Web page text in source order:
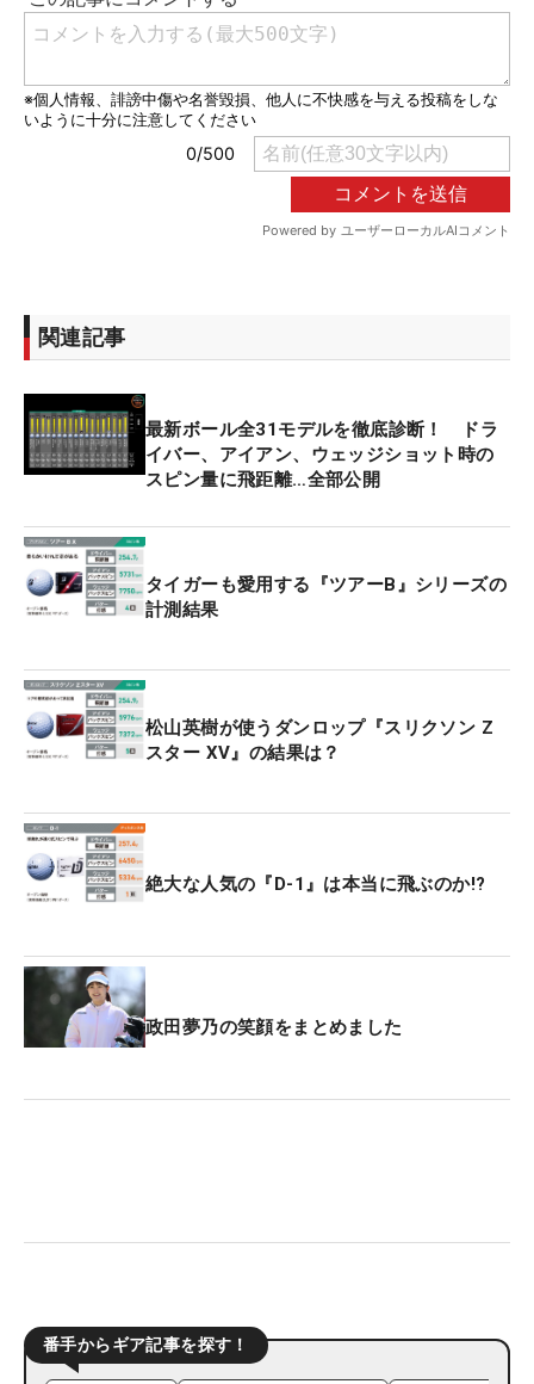
関連記事
最新ボール全31モデルを徹底診断！ ドラ
イバー、アイアン、ウェッジショット時の
スピン量に飛距離…全部公開
タイガーも愛用する『ツアーB』シリーズの
計測結果
松山英樹が使うダンロップ『スリクソン Z
スター XV』の結果は？
絶大な人気の『D-1』は本当に飛ぶのか!?
政田夢乃の笑顔をまとめました
番手からギア記事を探す！